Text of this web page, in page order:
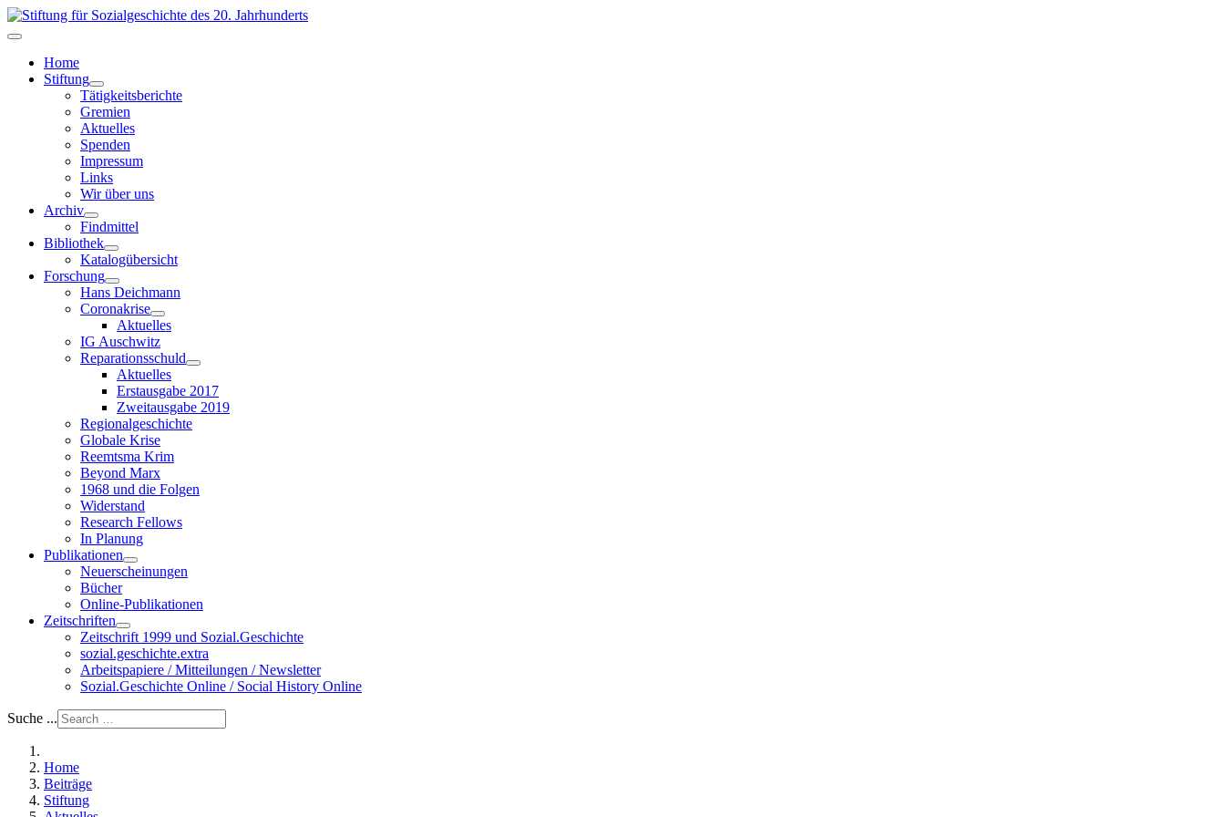
Home
Stiftung
Tätigkeitsberichte
Gremien
Aktuelles
Spenden
Impressum
Links
Wir über uns
Archiv
Findmittel
Bibliothek
Katalogübersicht
Forschung
Hans Deichmann
Coronakrise
Aktuelles
IG Auschwitz
Reparationsschuld
Aktuelles
Erstausgabe 2017
Zweitausgabe 2019
Regionalgeschichte
Globale Krise
Reemtsma Krim
Beyond Marx
1968 und die Folgen
Widerstand
Research Fellows
In Planung
Publikationen
Neuerscheinungen
Bücher
Online-Publikationen
Zeitschriften
Zeitschrift 1999 und Sozial.Geschichte
sozial.geschichte.extra
Arbeitspapiere / Mitteilungen / Newsletter
Sozial.Geschichte Online / Social History Online
Suche ...
Home
Beiträge
Stiftung